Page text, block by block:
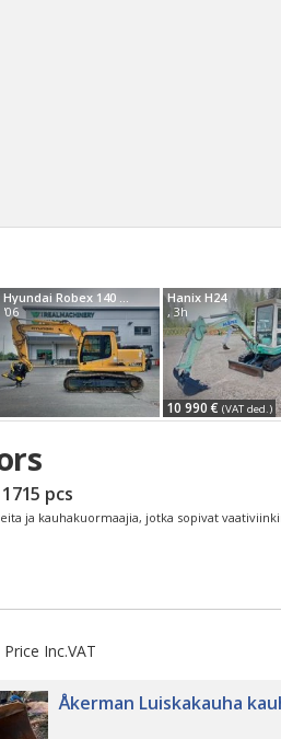
Hyundai Robex 140 LC-7
'06
Hanix H24
, 3h
10 990 € (VAT ded.)
1715 pcs
ja kauhakuormaajia, jotka sopivat
Price Inc.VAT
Åkerman Luiskakauha